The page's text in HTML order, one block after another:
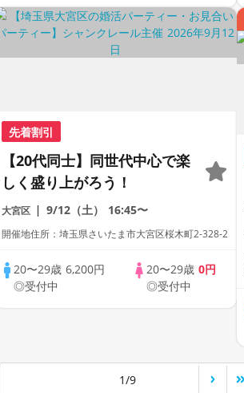
先着割引
【20代同士】同世代中心で楽
しく盛り上がろう！
大宮区 9/12（土） 16:45〜
開催地住所：埼玉県さいたま市大宮区桜木町2-328-2
20〜29歳 6,200円
◎受付中
20〜29歳0円
◎受付中
1/9